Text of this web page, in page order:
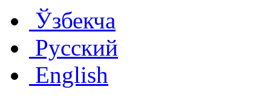
Ўзбекча
Русский
English